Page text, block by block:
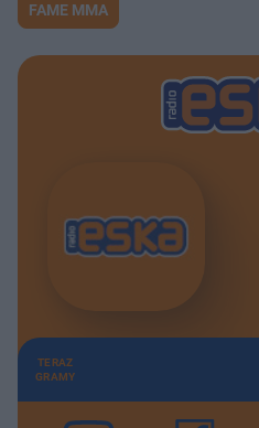
FAME MMA
TERAZ
GRAMY